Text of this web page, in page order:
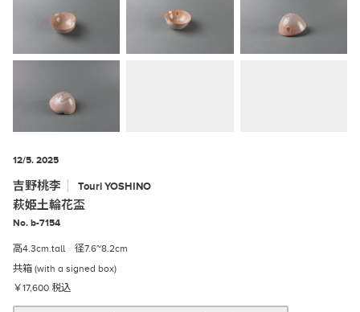
12/5. 2025
吉野桃李 Touri YOSHINO
萩姫土輪花盃
No. b-7154
高4.3cm.tall 径7.6~8.2cm
共箱 (with a signed box)
￥17,600 税込